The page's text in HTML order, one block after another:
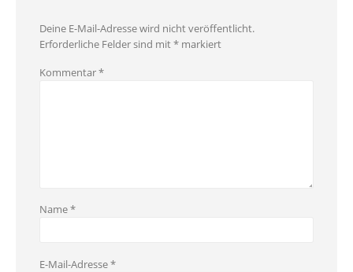
Deine E-Mail-Adresse wird nicht veröffentlicht.
Erforderliche Felder sind mit* markiert
Kommentar*
Name*
E-Mail-Adresse*